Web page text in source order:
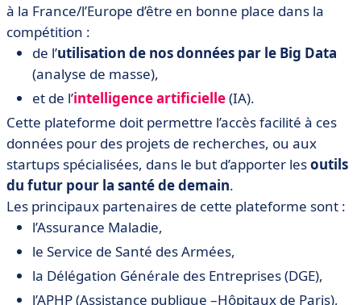
à la France/l’Europe d’être en bonne place dans la
compétition :
de l’utilisation de nos données par le Big Data
(analyse de masse),
et de l’intelligence artificielle(IA).
Cette plateforme doit permettre l’accès facilité à ces
données pour des projets de recherches, ou aux
startups spécialisées, dans le but d’apporter lesoutils
du futur pour la santé de demain.
Les principaux partenaires de cette plateforme sont :
l’Assurance Maladie,
le Service de Santé des Armées,
la Délégation Générale des Entreprises (DGE),
l’APHP (Assistance publique –Hôpitaux de Paris),